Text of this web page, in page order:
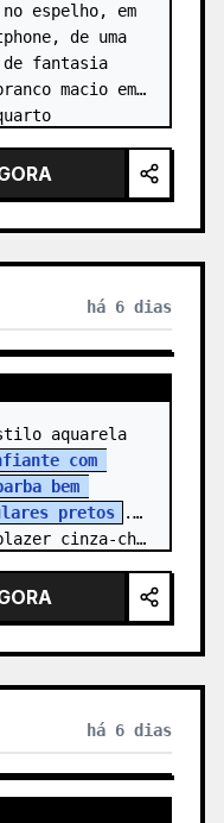
espelho, em
de uma
fantasia
macio em
há 6 dias
aquarela
com
bem
pretos
.
cinza-ch…
há 6 dias